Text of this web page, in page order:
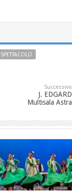
SPETTACOLO
Successivo
J. EDGARD
Multisala Astra